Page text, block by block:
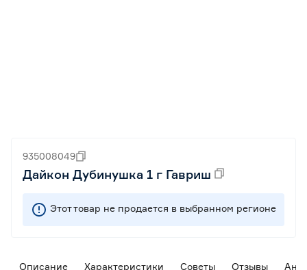
935008049
Дайкон Дубинушка 1 г Гавриш
Этот товар не продается в выбранном регионе
Описание Характеристики Советы Отзывы